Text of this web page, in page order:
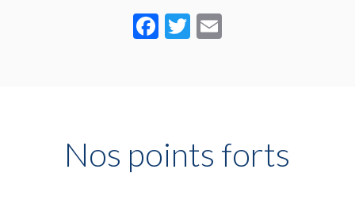
Facebook
Twitter
Nos points forts